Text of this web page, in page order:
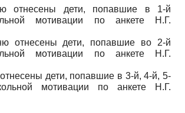
отнесены дети, попавшие в 1-й
мотивации по анкете Н.Г.
отнесены дети, попавшие во 2-й
мотивации по анкете Н.Г.
дети, попавшие в 3-й, 4-й, 5-
мотивации по анкете Н.Г.